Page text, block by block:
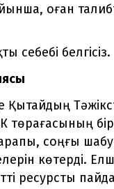
оған
себебі белгісіз.
Қытайдың
төрағасының
соңғы
көтерді.
ресурсты